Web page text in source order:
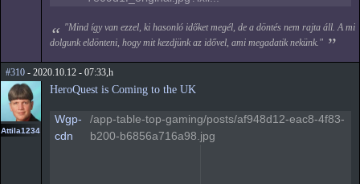
"Mind így van ezzel, ki hasonló időket megél, de a döntés nem rajta áll. A mi
dolgunk eldönteni, hogy mit kezdjünk az idővel, ami megadatik nekünk."
#310 - 2020.10.12 - 07:33,h
Attila1234
HeroQuest is Coming to the UK
Wgp-
cdn
/app-table-top-gaming/posts/af948d12-eac8-4f83-
b200-b6856a716a98.jpg